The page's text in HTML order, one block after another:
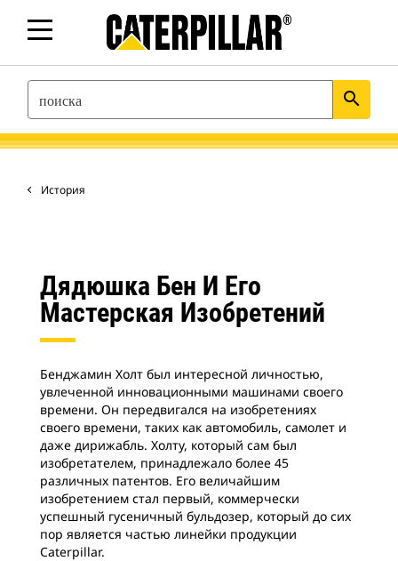
SEARCH search
История
Дядюшка Бен И Его
Мастерская Изобретений
Бенджамин Холт был интересной личностью,
увлеченной инновационными машинами своего
времени. Он передвигался на изобретениях
своего времени, таких как автомобиль, самолет и
даже дирижабль. Холту, который сам был
изобретателем, принадлежало более 45
различных патентов. Его величайшим
изобретением стал первый, коммерчески
успешный гусеничный бульдозер, который до сих
пор является частью линейки продукции
Caterpillar.